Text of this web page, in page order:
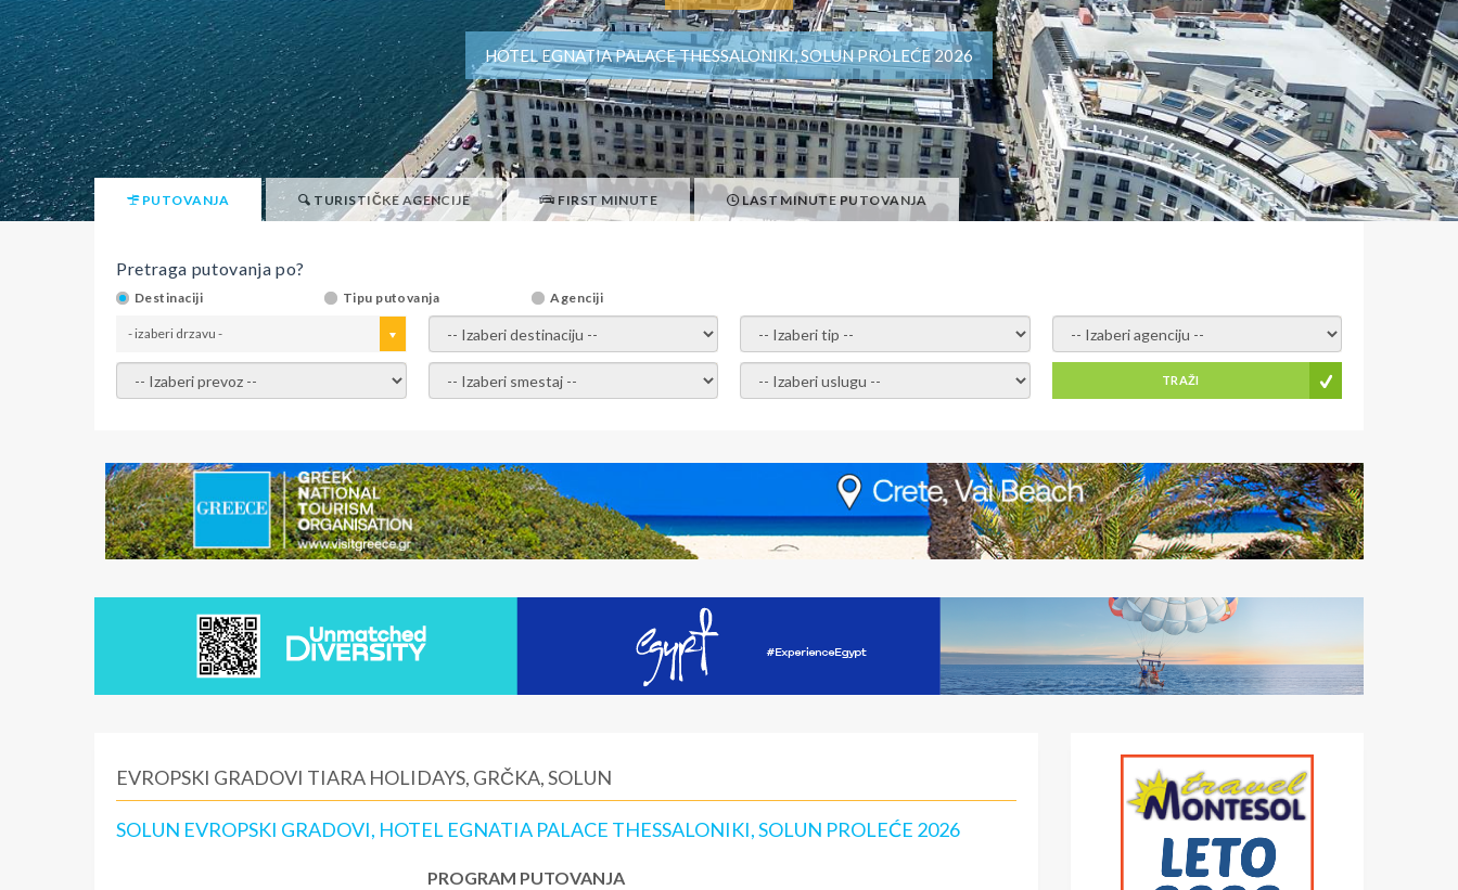
HOTEL EGNATIA PALACE THESSALONIKI, SOLUN PROLEĆE 2026
PUTOVANJA TURISTIČKE AGENCIJE FIRST MINUTE LAST MINUTE PUTOVANJA
Pretraga putovanja po?
Destinaciji Tipu putovanja Agenciji
- izaberi drzavu - - izaberi destinaciju - - izaberi tip - - izaberi agenciju -
- izaberi prevoz - - Izaberite smestaj - - Izaberite uslugu - TRAŽI
EVROPSKI GRADOVI TIARA HOLIDAYS, GRČKA, SOLUN
SOLUN EVROPSKI GRADOVI, HOTEL EGNATIA PALACE THESSALONIKI, SOLUN PROLEĆE 2026
PROGRAM PUTOVANJA